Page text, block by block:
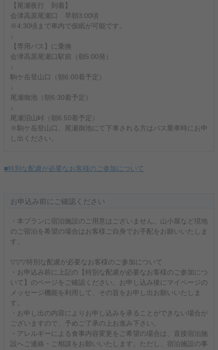
【尾瀬夜行 到着】
会津高原尾瀬口 早朝3:00頃
※4:30頃まで車内で仮眠が可能です。
↓
【専用バス】に乗換
会津高原尾瀬口駅前（朝5:00発）
↓
駒ケ岳登山口（朝6:00着予定）
↓
尾瀬御池（朝6:30着予定）
↓
尾瀬沼山峠（朝6:50着予定）
※駒ケ岳登山口、尾瀬御池にて下車される方はバス乗車時にお申
し出ください。
■特別な配慮が必要なお客様のご参加について
お申込み前にご確認ください
・本プランに宿泊施設のご用意はございません。山小屋など現地
のご宿泊を希望の場合はお客様ご自身でお手配をお願いいたしま
す。
▽▽▽特別な配慮が必要なお客様のご参加について
・お申込み前に上記の【特別な配慮が必要なお客様のご参加につ
いて】のページをご確認ください。お申し込み後にマイページの
メッセージ機能を利用して、その旨をお申し出お願いいたしま
す。
・お申し出の内容によりお申し込みを承ることができない場合が
ございますので、予めご了承の上お進み下さい。
・アレルギーによる食事内容変更をご希望の場合は、直接宿泊施
設へご連絡・ご相談をお願いいたします。ただし、宿泊施設の事